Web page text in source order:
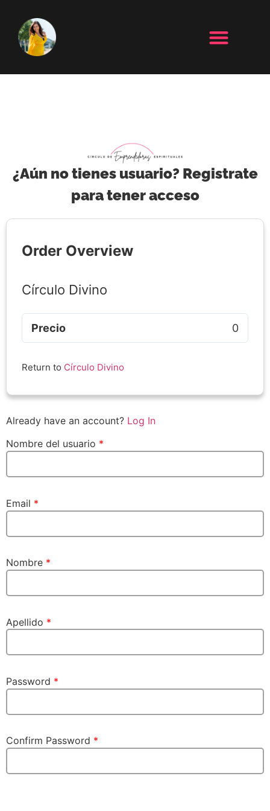
¿Aún no tienes usuario? Registrate
para tener acceso
Order Overview
Círculo Divino
Precio 0
Return to Círculo Divino
Already have an account? Log In
Nombre del usuario *
Email *
Nombre *
Apellido *
Password *
Confirm Password *